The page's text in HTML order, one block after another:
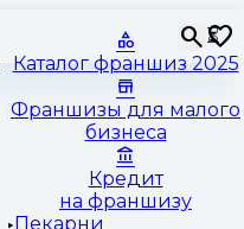
⏳
Каталог франшиз 2025
Франшизы для малого
бизнеса
Кредит
на франшизу
Пекарни